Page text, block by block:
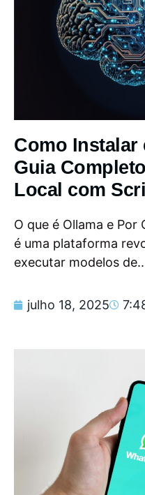
Como Instalar
Guia
Local com
O que é Ollama e Por
é uma plataforma
executar modelos
julho 18, 2025